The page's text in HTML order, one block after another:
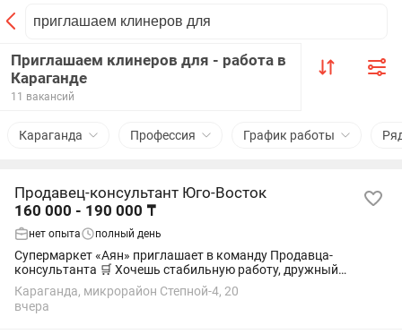
Приглашаем клинеров для - работа в
Караганде
11 вакансий
Караганда Профессия График работы
Продавец-консультант Юго-Восток
160 000 - 190 000 ₸
нет опыта полный день
Супермаркет «Аян» приглашает в команду Продавца-
консультанта 🛒 Хочешь стабильную работу, дружный
коллектив и уверенность в завтрашнем дне? Тогда тебе к нам!
📌 Что нужно делать: •Консультировать...
Караганда, микрорайон Степной-4, 20
вчера